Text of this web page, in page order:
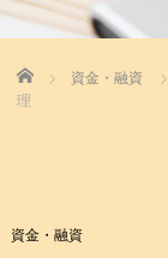
Home 資金・融資
理
資金・融資